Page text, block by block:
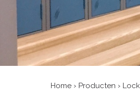
Home › Producten ›